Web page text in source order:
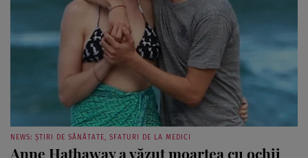
NEWS: ȘTIRI DE SĂNĂTATE, SFATURI DE LA MEDICI
Anne Hathaway a văzut moartea cu ochii